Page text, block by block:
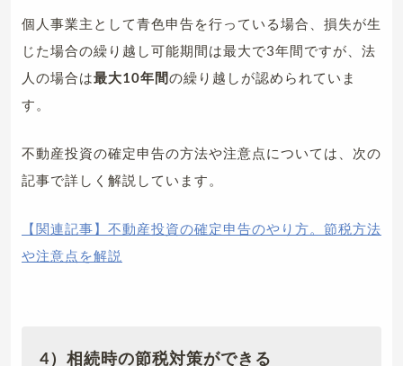
個人事業主として青色申告を行っている場合、損失が生
じた場合の繰り越し可能期間は最大で3年間ですが、法
人の場合は最大10年間の繰り越しが認められていま
す。
不動産投資の確定申告の方法や注意点については、次の
記事で詳しく解説しています。
【関連記事】不動産投資の確定申告のやり方。節税方法
や注意点を解説
4）相続時の節税対策ができる